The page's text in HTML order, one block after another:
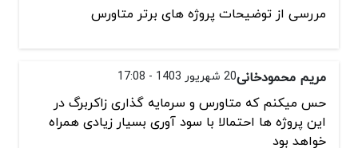
مررسی از توضیحات پروژه های برتر متاورس
مریم محمودخانی20 شهریور 1403 - 17:08
حس میکنم که متاورس و سرمایه گذاری زاکربرگ در
این پروژه ها احتمالا با سود آوری بسیار زیادی همراه
خواهد بود